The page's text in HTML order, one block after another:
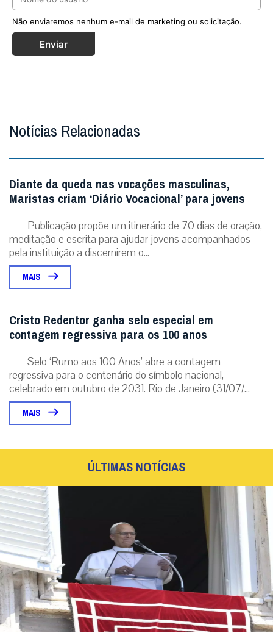
Não enviaremos nenhum e-mail de marketing ou solicitação.
Enviar
Notícias Relacionadas
Diante da queda nas vocações masculinas,
Maristas criam ‘Diário Vocacional’ para jovens
Publicação propõe um itinerário de 70 dias de oração,
meditação e escrita para ajudar jovens acompanhados
pela instituição a discernirem o...
MAIS
Cristo Redentor ganha selo especial em
contagem regressiva para os 100 anos
Selo ‘Rumo aos 100 Anos’ abre a contagem
regressiva para o centenário do símbolo nacional,
celebrado em outubro de 2031. Rio de Janeiro (31/07/...
MAIS
ÚLTIMAS NOTÍCIAS